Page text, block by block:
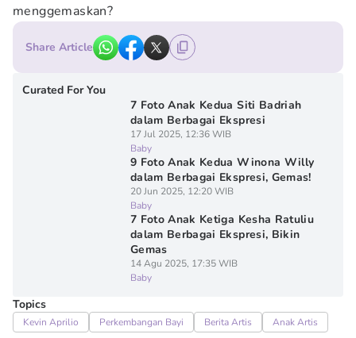
menggemaskan?
Share Article
Curated For You
7 Foto Anak Kedua Siti Badriah
dalam Berbagai Ekspresi
17 Jul 2025, 12:36 WIB
Baby
9 Foto Anak Kedua Winona Willy
dalam Berbagai Ekspresi, Gemas!
20 Jun 2025, 12:20 WIB
Baby
7 Foto Anak Ketiga Kesha Ratuliu
dalam Berbagai Ekspresi, Bikin
Gemas
14 Agu 2025, 17:35 WIB
Baby
Topics
Kevin Aprilio Perkembangan Bayi Berita Artis Anak Artis